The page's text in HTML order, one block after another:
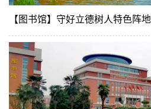
【图书馆】守好立德树人特色阵地